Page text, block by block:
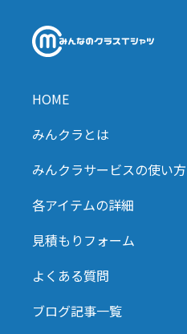
HOME
みんクラとは
みんクラサービスの使い方
各アイテムの詳細
見積もりフォーム
よくある質問
ブログ記事一覧